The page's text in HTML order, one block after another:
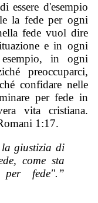
essere d'esempio
la fede per ogni
fede vuol dire
e in ogni
in ogni
preoccuparci,
confidare nelle
per fede in
vita cristiana.
1:17.
la giustizia di
come sta
fede".”